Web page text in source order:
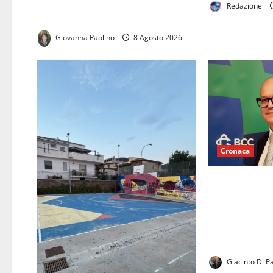
Giovanna Paolino 8 Agosto 2026
Redazione
Cronaca
Giacinto Di